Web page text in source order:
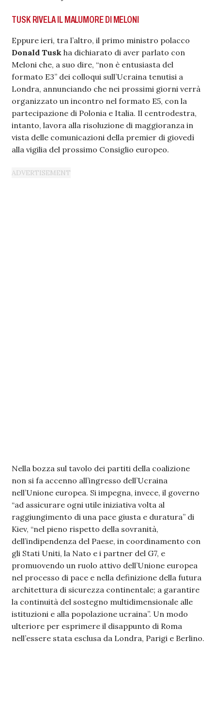
TUSK RIVELA IL MALUMORE DI MELONI
Eppure ieri, tra l’altro, il primo ministro polacco
Donald Tusk ha dichiarato di aver parlato con
Meloni che, a suo dire, “non è entusiasta del
formato E3” dei colloqui sull’Ucraina tenutisi a
Londra, annunciando che nei prossimi giorni verrà
organizzato un incontro nel formato E5, con la
partecipazione di Polonia e Italia. Il centrodestra,
intanto, lavora alla risoluzione di maggioranza in
vista delle comunicazioni della premier di giovedì
alla vigilia del prossimo Consiglio europeo.
Nella bozza sul tavolo dei partiti della coalizione
non si fa accenno all’ingresso dell’Ucraina
nell’Unione europea. Si impegna, invece, il governo
“ad assicurare ogni utile iniziativa volta al
raggiungimento di una pace giusta e duratura” di
Kiev, “nel pieno rispetto della sovranità,
dell’indipendenza del Paese, in coordinamento con
gli Stati Uniti, la Nato e i partner del G7, e
promuovendo un ruolo attivo dell’Unione europea
nel processo di pace e nella definizione della futura
architettura di sicurezza continentale; a garantire
la continuità del sostegno multidimensionale alle
istituzioni e alla popolazione ucraina”. Un modo
ulteriore per esprimere il disappunto di Roma
nell’essere stata esclusa da Londra, Parigi e Berlino.